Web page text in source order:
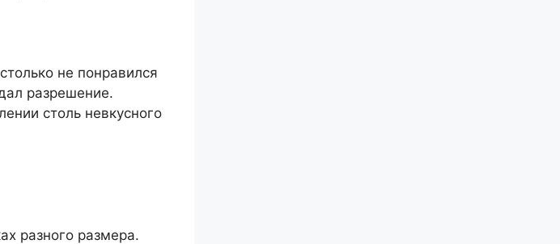
не понравился
разрешение.
столь невкусного
разного размера.